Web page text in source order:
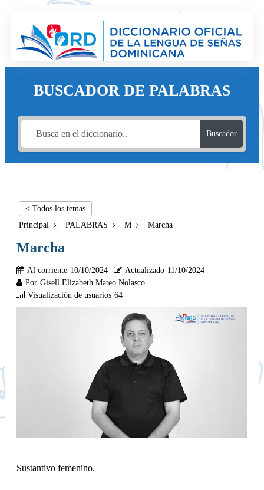
BUSCADOR DE PALABRAS
Buscador
< Todos los temas
Principal
PALABRAS M Marcha
Marcha
Al corriente 10/10/2024 Actualizado 11/10/2024
Por Gisell Elizabeth Mateo Nolasco
Visualización de usuarios 64
Sustantivo femenino.